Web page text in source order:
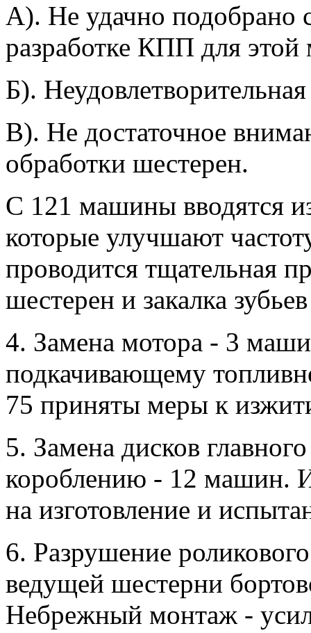
А). Не удачно подобрано
разработке КПП для
Б).
В). Не достаточное
обработки шестерен.
С 121 машины вводятся
которые улучшают
проводится тщательная
шестерен и закалка
4. Замена мотора - 3
подкачивающему
75 приняты меры к
5. Замена дисков
короблению - 12 машин.
на изготовление и
6. Разрушение
ведущей шестерни
Небрежный монтаж -